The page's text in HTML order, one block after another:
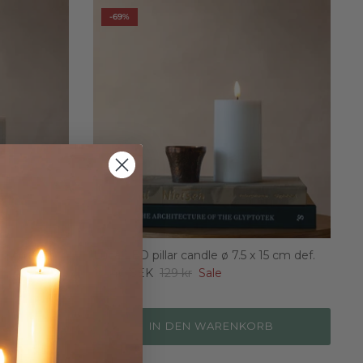
cm def.
-69%
Luca LED pillar candle ø 7.5 x 15 cm def.
40 SEK 129 kr Sale
IN DEN WARENKORB